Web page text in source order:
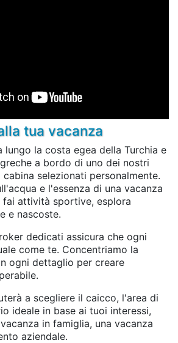
tua vacanza
lungo la costa egea della Turchia e
a bordo di uno dei nostri
selezionati personalmente.
e l'essenza di una vacanza
fai attività sportive, esplora
e nascoste.
dedicati assicura che ogni
come te. Concentriamo la
ogni dettaglio per creare
a scegliere il caicco, l'area di
ideale in base ai tuoi interessi,
in famiglia, una vacanza
aziendale.